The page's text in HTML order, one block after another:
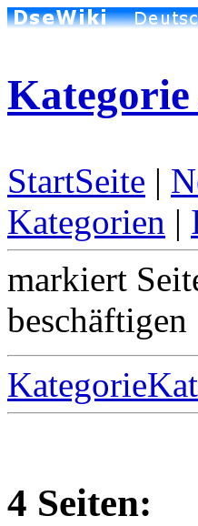
StartSeite |
Kategorien |
markiert
beschäftigen
4 Seiten: